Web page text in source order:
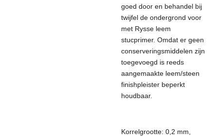
goed door en behandel bij
twijfel de ondergrond voor
met Rysse leem
stucprimer. Omdat er geen
conserveringsmiddelen zijn
toegevoegd is reeds
aangemaakte leem/steen
finishpleister beperkt
houdbaar.
Korrelgrootte: 0,2 mm,